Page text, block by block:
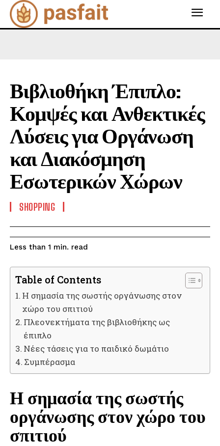
Βιβλιοθήκη Έπιπλο:
Κομψές και Ανθεκτικές
Λύσεις για Οργάνωση
και Διακόσμηση
Εσωτερικών Χώρων
SHOPPING
Less than 1 min. read
Table of Contents
Η σημασία της σωστής οργάνωσης στον
χώρο του σπιτιού
Πλεονεκτήματα της βιβλιοθήκης ως
έπιπλο
Νέες τάσεις για το παιδικό δωμάτιο
Συμπέρασμα
Η σημασία της σωστής
οργάνωσης στον χώρο του
σπιτιού